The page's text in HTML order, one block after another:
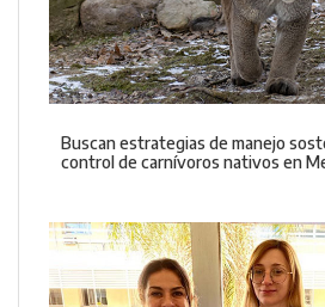
Buscan estrategias de manejo
control de carnívoros nativos en